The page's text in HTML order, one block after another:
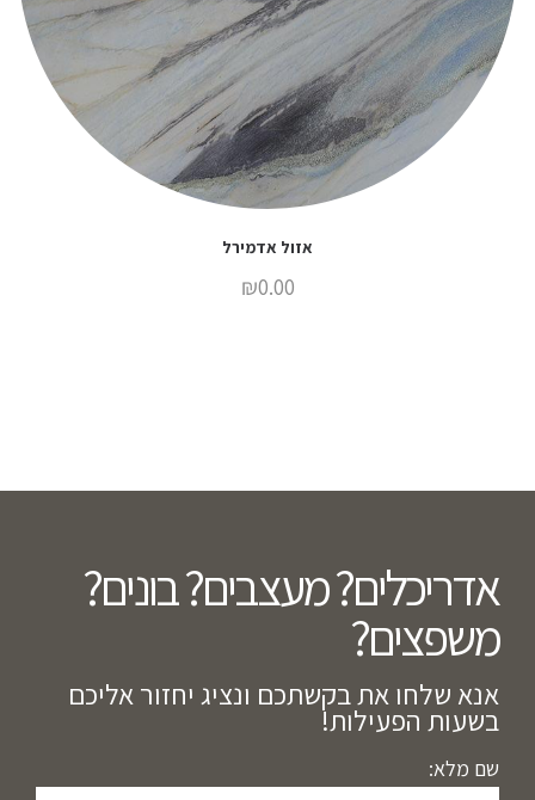
אזול אדמירל
₪0.00
אדריכלים? מעצבים? בונים?
משפצים?​
אנא שלחו את בקשתכם ונציג יחזור אליכם
בשעות הפעילות!
שם מלא: